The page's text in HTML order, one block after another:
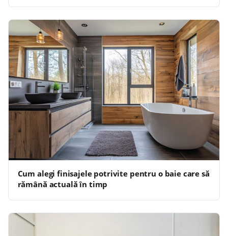
Cum alegi finisajele potrivite pentru o baie care să
rămână actuală în timp